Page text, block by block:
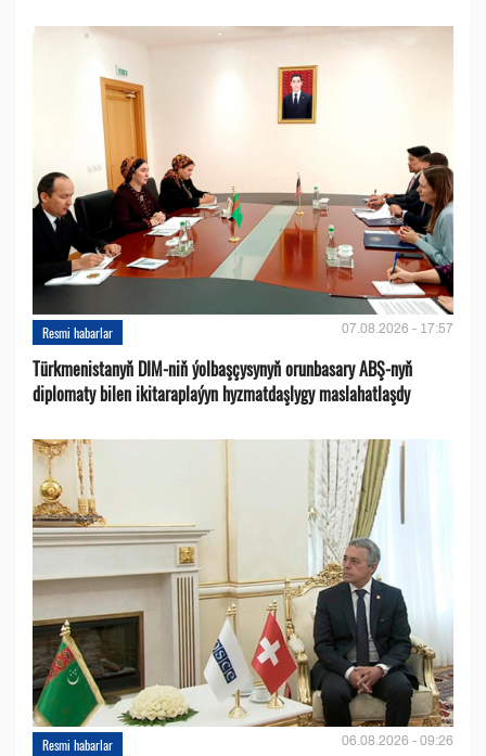
Resmi habarlar 07.08.2026 - 17:57
Türkmenistanyň DIM-niň ýolbaşçysynyň orunbasary ABŞ-nyň
diplomaty bilen ikitaraplaýyn hyzmatdaşlygy maslahatlaşdy
Resmi habarlar 06.08.2026 - 09:26